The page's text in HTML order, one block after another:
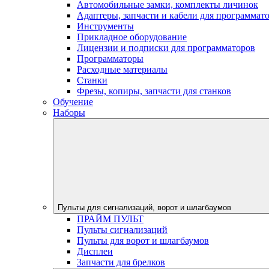
Автомобильные замки, комплекты личинок
Адаптеры, запчасти и кабели для
Инструменты
Прикладное оборудование
Лицензии и подписки для программаторов
Программаторы
Расходные материалы
Станки
Фрезы, копиры, запчасти для станков
Обучение
Наборы
Пульты для сигнализаций, ворот и шлагбаумов
ПРАЙМ ПУЛЬТ
Пульты сигнализаций
Пульты для ворот и шлагбаумов
Дисплеи
Запчасти для брелков